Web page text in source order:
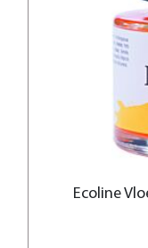
Ecoline